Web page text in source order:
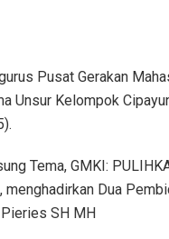
Pusat Gerakan
Unsur Kelompok
Tema, GMKI:
Dua
SH MH